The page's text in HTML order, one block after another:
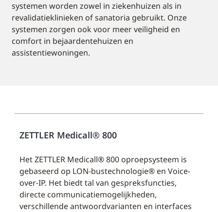
systemen worden zowel in ziekenhuizen als in
revalidatieklinieken of sanatoria gebruikt. Onze
systemen zorgen ook voor meer veiligheid en
comfort in bejaardentehuizen en
assistentiewoningen.
ZETTLER Medicall® 800
Het ZETTLER Medicall® 800 oproepsysteem is
gebaseerd op LON-bustechnologie® en Voice-
over-IP. Het biedt tal van gespreksfuncties,
directe communicatiemogelijkheden,
verschillende antwoordvarianten en interfaces